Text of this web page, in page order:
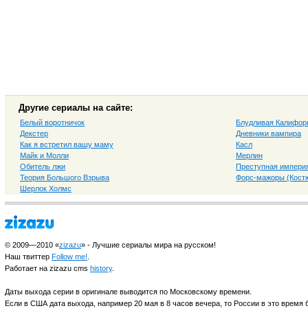
Другие сериалы на сайте:
Белый воротничок
Блудливая
Декстер
Дневники вампира
Как я встретил вашу маму
Касл
Майк и Молли
Мерлин
Обитель лжи
Преступная
Теория Большого Взрыва
Форс-мажоры
Шерлок Холмс
© 2009—2010 «zizazu» - Лучшие сериалы мира на русском!
Наш твиттер Follow me!
Работает на zizazu cms history.
Даты выхода серии в оригинале выводится по Московскому времени.
Если в США дата выхода, например 20 мая в 8 часов вечера, то России в это время